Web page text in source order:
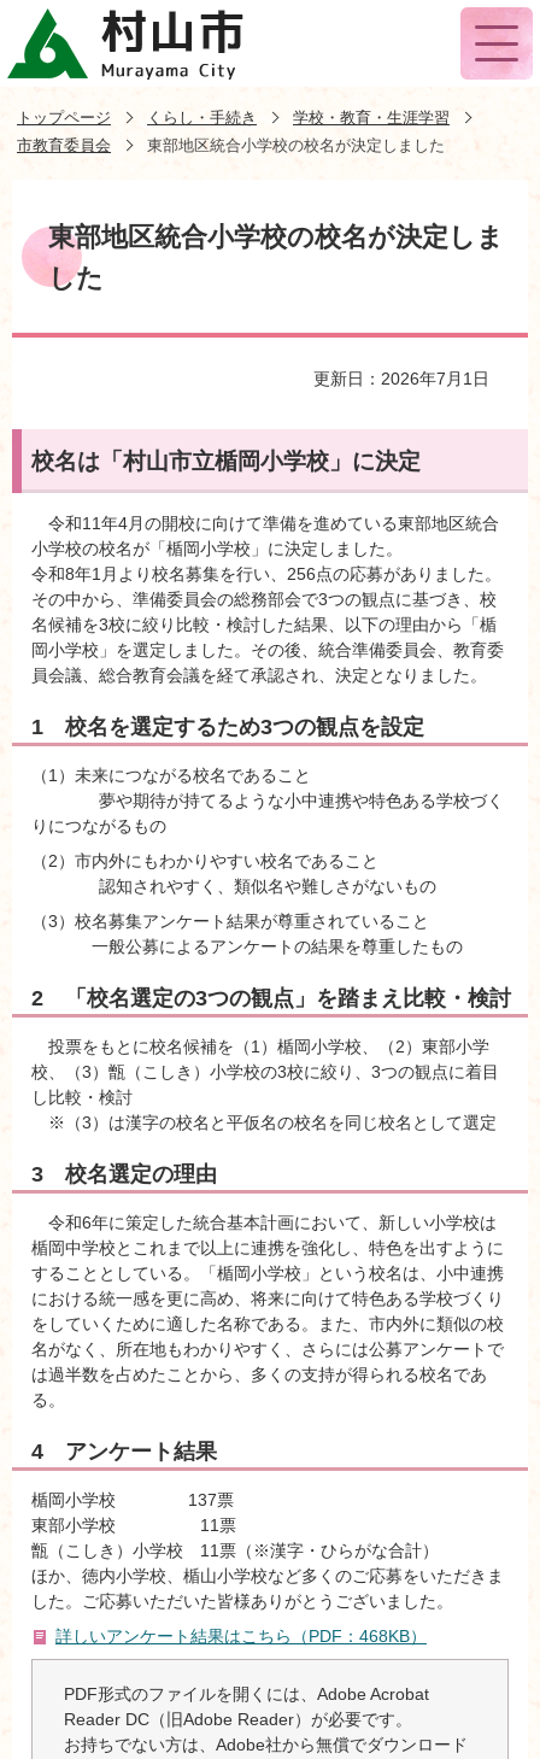
トップページ くらし・手続き
学校・教育・生涯学習
市教育委員会
東部地区統合小学校の校名が決定しました
東部地区統合小学校の校名が決定しま
した
更新日：2026年7月1日
校名は「村山市立楯岡小学校」に決定
令和11年4月の開校に向けて準備を進めている東部地区統合
小学校の校名が「楯岡小学校」に決定しました。
令和8年1月より校名募集を行い、256点の応募がありました。
その中から、準備委員会の総務部会で3つの観点に基づき、校
名候補を3校に絞り比較・検討した結果、以下の理由から「楯
岡小学校」を選定しました。その後、統合準備委員会、教育委
員会議、総合教育会議を経て承認され、決定となりました。
1 校名を選定するため3つの観点を設定
（1）未来につながる校名であること
夢や期待が持てるような小中連携や特色ある学校づく
りにつながるもの
（2）市内外にもわかりやすい校名であること
認知されやすく、類似名や難しさがないもの
（3）校名募集アンケート結果が尊重されていること
一般公募によるアンケートの結果を尊重したもの
2 「校名選定の3つの観点」を踏まえ比較・検討
投票をもとに校名候補を（1）楯岡小学校、（2）東部小学
校、（3）甑（こしき）小学校の3校に絞り、3つの観点に着目
し比較・検討
※（3）は漢字の校名と平仮名の校名を同じ校名として選定
3 校名選定の理由
令和6年に策定した統合基本計画において、新しい小学校は
楯岡中学校とこれまで以上に連携を強化し、特色を出すように
することとしている。「楯岡小学校」という校名は、小中連携
における統一感を更に高め、将来に向けて特色ある学校づくり
をしていくために適した名称である。また、市内外に類似の校
名がなく、所在地もわかりやすく、さらには公募アンケートで
は過半数を占めたことから、多くの支持が得られる校名であ
る。
4 アンケート結果
楯岡小学校 137票
東部小学校 11票
甑（こしき）小学校 11票（※漢字・ひらがな合計）
ほか、徳内小学校、楯山小学校など多くのご応募をいただきま
した。ご応募いただいた皆様ありがとうございました。
詳しいアンケート結果はこちら（PDF：468KB）
PDF形式のファイルを開くには、Adobe Acrobat
Reader DC（旧Adobe Reader）が必要です。
お持ちでない方は、Adobe社から無償でダウンロード